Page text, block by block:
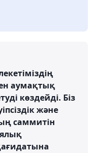
аумақтық
көздейді. Біз
және
саммитін